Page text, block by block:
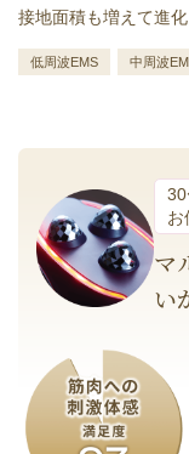
接地面積も増えて進化
低周波EMS 中周波
お
マ
い